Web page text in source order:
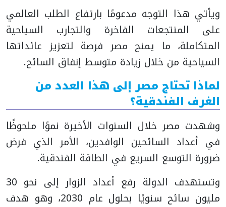
ويأتي هذا التوجه مدعومًا بارتفاع الطلب العالمي
على المنتجعات الفاخرة والتجارب السياحية
المتكاملة، ما يمنح مصر فرصة لتعزيز عائداتها
السياحية من خلال زيادة متوسط إنفاق السائح.
لماذا تحتاج مصر إلى هذا العدد من
الغرف الفندقية؟
وشهدت مصر خلال السنوات الأخيرة نموًا ملحوظًا
في أعداد السائحين الوافدين، الأمر الذي فرض
ضرورة التوسع السريع في الطاقة الفندقية.
وتستهدف الدولة رفع أعداد الزوار إلى نحو 30
مليون سائح سنويًا بحلول عام 2030، وهو هدف